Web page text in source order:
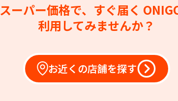
スーパー価格で、すぐ届く
利用してみませんか？
お近くの店舗を探す